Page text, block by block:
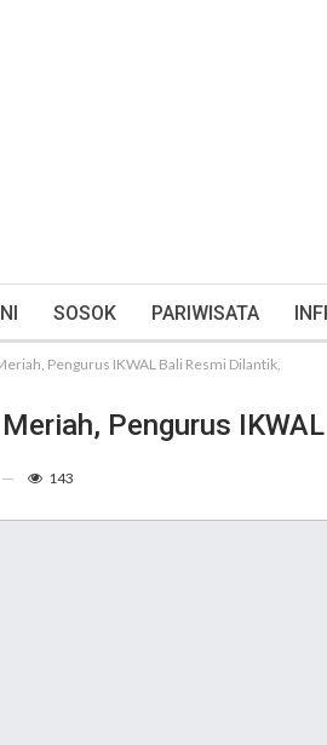
SOSOK PARIWISATA
Pengurus IKWAL Bali Resmi Dilantik,
Pengurus
143